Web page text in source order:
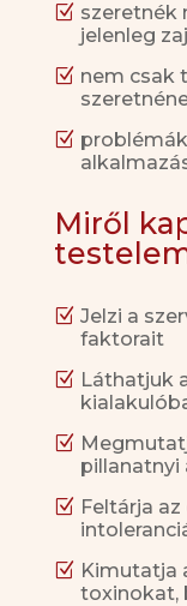
Z szeretnék
jelenleg
Z nem csak
Z
Miről
Z Jelzi a
faktorait
Z Láthatjuk
Z
Z Feltárja
Z Kimutatja
toxinokat,